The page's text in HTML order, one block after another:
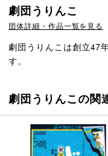
劇団うりんこ
団体詳細・作品一覧を見る
劇団うりんこは創立47
す。
劇団うりんこの関